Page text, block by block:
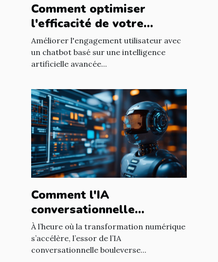
Comment optimiser
l'efficacité de votre
chatbot GPT pour
améliorer l'engagement
utilisateur
Améliorer l'engagement utilisateur avec
un chatbot basé sur une intelligence
artificielle avancée...
Comment l'IA
conversationnelle
révolutionne l'expérience
utilisateur sur les sites
web
À l’heure où la transformation numérique
s’accélère, l’essor de l’IA
conversationnelle bouleverse...